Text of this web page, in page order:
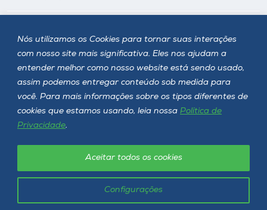
Nós utilizamos os Cookies para tornar suas interações
com nosso site mais significativa. Eles nos ajudam a
entender melhor como nosso website está sendo usado,
assim podemos entregar conteúdo sob medida para
você. Para mais informações sobre os tipos diferentes de
cookies que estamos usando, leia nossa Política de
Privacidade.
Configurações
Aceitar todos os cookies
Siga a Unoesc
Unoesc © 2026 - Todos os direitos reservados
Política de privacidade LGPD